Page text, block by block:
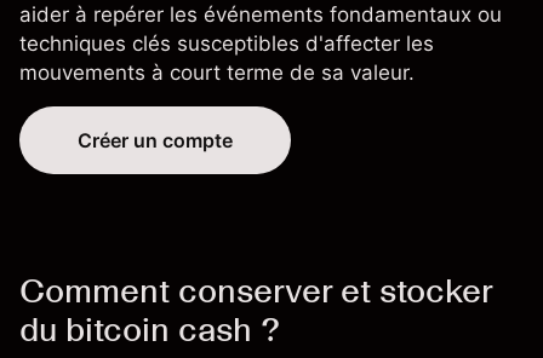
aider à repérer les événements fondamentaux ou
techniques clés susceptibles d'affecter les
mouvements à court terme de sa valeur.
Créer un compte
Comment conserver et stocker
du bitcoin cash ?